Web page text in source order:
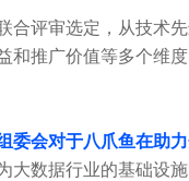
合评审选定，从技术
和推广价值等多个维度
委会对于八爪鱼在助
大数据行业的基础设